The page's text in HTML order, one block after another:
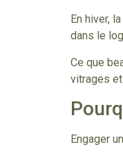
En hiver,
dans le
Ce que
vitrages
Engager